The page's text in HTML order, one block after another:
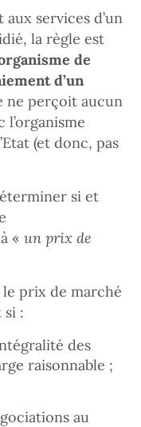
services d’un
la règle est
de
d’un
ne perçoit aucun
l’organisme
(et donc, pas
si et
« un prix de
le prix de marché
si :
des
raisonnable ;
au